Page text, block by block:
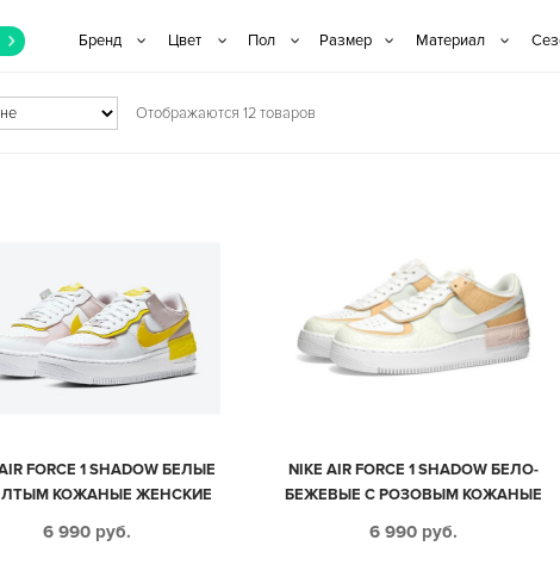
Отображаются 12 товаров
FORCE 1 SHADOW БЕЛЫЕ
КОЖАНЫЕ ЖЕНСКИЕ
6 990 руб.
NIKE AIR FORCE 1 SHADOW БЕЛО-
БЕЖЕВЫЕ С РОЗОВЫМ КОЖАНЫЕ
6 990 руб.